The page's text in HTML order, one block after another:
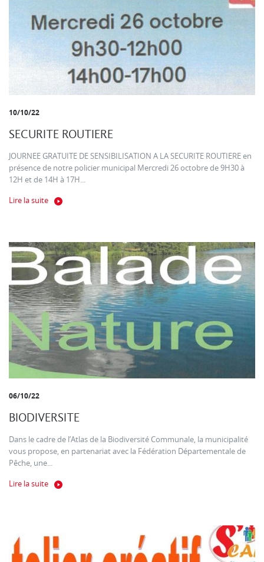
10/10/22
SECURITE ROUTIERE
JOURNEE GRATUITE DE SENSIBILISATION A LA SECURITE ROUTIERE en
présence de notre policier municipal Mercredi 26 octobre de 9H30 à
12H et de 14H à 17H...
Lire la suite
06/10/22
BIODIVERSITE
Dans le cadre de l’Atlas de la Biodiversité Communale, la municipalité
vous propose, en partenariat avec la Fédération Départementale de
Pêche, une...
Lire la suite